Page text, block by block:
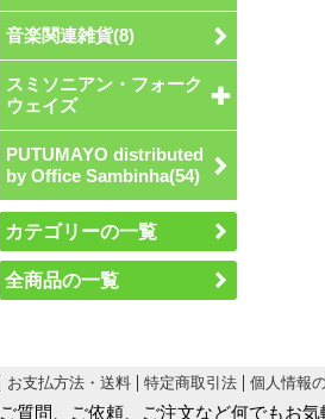
音楽関連雑貨(8)
スミソニアン・フォーク
ウェイズ
PUTUMAYO distributed
by Office Sambinha(54)
カテゴリーの一覧
全商品の一覧
お支払方法・送料 特定商取引法 個人情報
ご質問、ご依頼、ご注文など何でもお気